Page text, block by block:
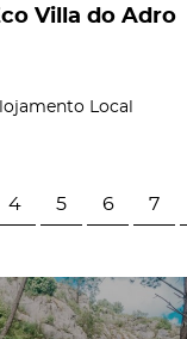
Villa do Adro
Local
4 5 6 7